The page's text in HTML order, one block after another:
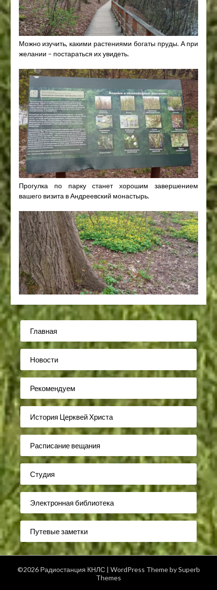
Можно изучить, какими растениями богаты пруды. А при
желании – постараться их увидеть.
Прогулка по парку станет хорошим завершением
вашего визита в Андреевский монастырь.
Главная
Новости
Рекомендуем
История Церквей Христа
Расписание вещания
Студия
Электронная библиотека
Путевые заметки
©2026 Радиостанция КНЛС | WordPress Theme bySuperb
Themes